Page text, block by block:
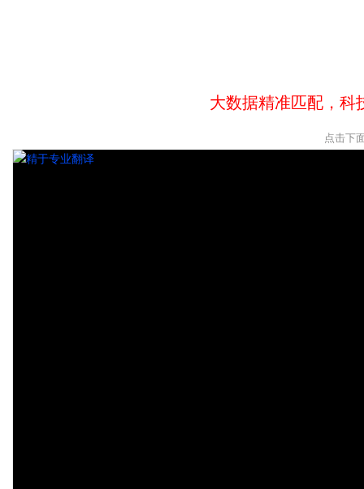
大数据精准匹配，科
点击下